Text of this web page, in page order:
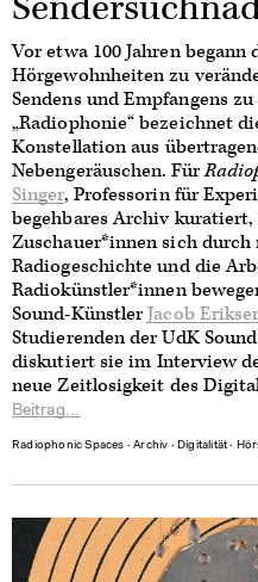
Vor etwa 100 Jahren begann
Hörgewohnheiten zu
Sendens und Empfangens
„Radiophonie“ bezeichnet
Konstellation aus
Nebengeräuschen. Für
Singer, Professorin für
begehbares Archiv
Zuschauer*innen sich durch
Radiogeschichte und die
Radiokünstler*innen
Sound-KünstlerJacob
Studierenden der UdK
diskutiert sie im Interview
neue Zeitlosigkeit des
Beitrag...
Radiophonic Spaces ∙Archiv ∙Digitalität ∙